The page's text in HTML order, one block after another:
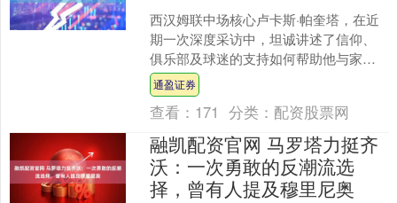
西汉姆联中场核心卢卡斯·帕奎塔，在近
期一次深度采访中，坦诚讲述了信仰、
俱乐部及球迷的支持如何帮助他与家人
走出了今夏的个人风波，并重申了自己
对球队的承诺。 这番表....
通盈证券
查看： 171 分类： 配资股票网
融凯配资官网 马罗塔力挺齐
沃：一次勇敢的反潮流选
择，曾有人提及穆里尼奥